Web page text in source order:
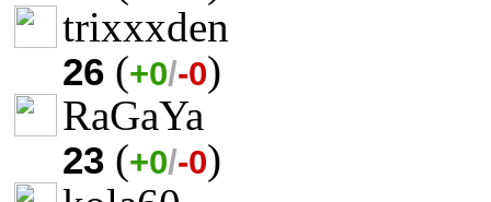
trixxxden
26 (+0/-0)
RaGaYa
23 (+0/-0)